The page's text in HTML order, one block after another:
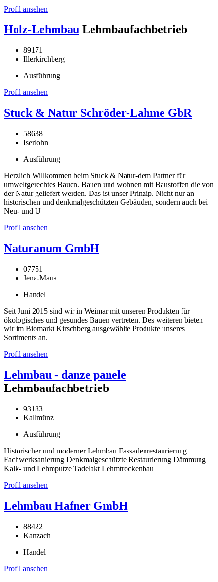
Profil ansehen
Holz-Lehmbau Lehmbaufachbetrieb
89171
Illerkirchberg
Ausführung
Profil ansehen
Stuck & Natur Schröder-Lahme GbR
58638
Iserlohn
Ausführung
Herzlich Willkommen beim Stuck & Natur-dem Partner für
umweltgerechtes Bauen. Bauen und wohnen mit Baustoffen die von
der Natur geliefert werden. Das ist unser Prinzip. Nicht nur an
historischen und denkmalgeschützten Gebäuden, sondern auch bei
Neu- und U
Profil ansehen
Naturanum GmbH
07751
Jena-Maua
Handel
Seit Juni 2015 sind wir in Weimar mit unseren Produkten für
ökologisches und gesundes Bauen vertreten. Des weiteren bieten
wir im Biomarkt Kirschberg ausgewählte Produkte unseres
Sortiments an.
Profil ansehen
Lehmbau - danze panele
Lehmbaufachbetrieb
93183
Kallmünz
Ausführung
Historischer und moderner Lehmbau Fassadenrestaurierung
Fachwerksanierung Denkmalgeschützte Restaurierung Dämmung
Kalk- und Lehmputze Tadelakt Lehmtrockenbau
Profil ansehen
Lehmbau Hafner GmbH
88422
Kanzach
Handel
Profil ansehen